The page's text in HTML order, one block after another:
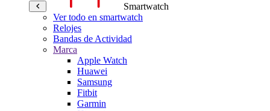
Smartwatch
Ver todo en smartwatch
Relojes
Bandas de Actividad
Marca
Apple Watch
Huawei
Samsung
Fitbit
Garmin